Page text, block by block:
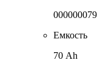
Емкость
70 Ah